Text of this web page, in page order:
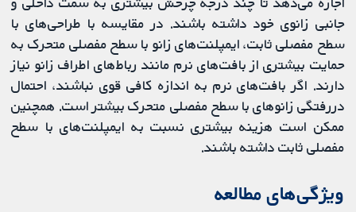
جانبی زانوی خود داشته باشند. در مقایسه با طراحی‌های با
سطح مفصلی ثابت، ایمپلنت‌های زانو با سطح مفصلی متحرک به
حمایت بیشتری از بافت‌های نرم مانند رباط‌های اطراف زانو نیاز
دارند. اگر بافت‌های نرم به اندازه کافی قوی نباشند، احتمال
دررفتگی زانوهای با سطح مفصلی متحرک بیشتر است. همچنین
ممکن است هزینه بیشتری نسبت به ایمپلنت‌های با سطح
مفصلی ثابت داشته باشند.
ویژگی‌‌های مطالعه